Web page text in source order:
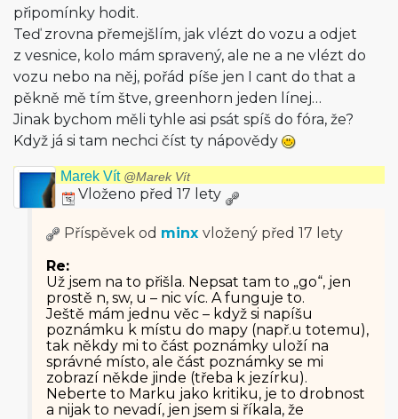
připomínky hodit.
Teď zrovna přemejšlím, jak vlézt do vozu a odjet
z vesnice, kolo mám spravený, ale ne a ne vlézt do
vozu nebo na něj, pořád píše jen I cant do that a
pěkně mě tím štve, greenhorn jeden línej…
Jinak bychom měli tyhle asi psát spíš do fóra, že?
Když já si tam nechci číst ty nápovědy
Marek Vít @Marek Vít
Vloženo před 17 lety
Příspěvek od minx vložený před 17 lety
Re:
Už jsem na to přišla. Nepsat tam to „go“, jen
prostě n, sw, u – nic víc. A funguje to.
Ještě mám jednu věc – když si napíšu
poznámku k místu do mapy (např.u totemu),
tak někdy mi to část poznámky uloží na
správné místo, ale část poznámky se mi
zobrazí někde jinde (třeba k jezírku).
Neberte to Marku jako kritiku, je to drobnost
a nijak to nevadí, jen jsem si říkala, že